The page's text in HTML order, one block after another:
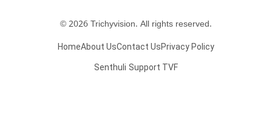
© 2026 Trichyvision. All rights reserved.
HomeAbout UsContact UsPrivacy Policy
Senthuli Support TVF